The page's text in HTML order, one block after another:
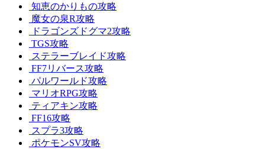
知恵のかりもの攻略
魔女の泉R攻略
ドラゴンズドグマ2攻略
TGS攻略
ステラーブレイド攻略
FF7リバース攻略
パルワールド攻略
マリオRPG攻略
ティアキン攻略
FF16攻略
スプラ3攻略
ポケモンSV攻略